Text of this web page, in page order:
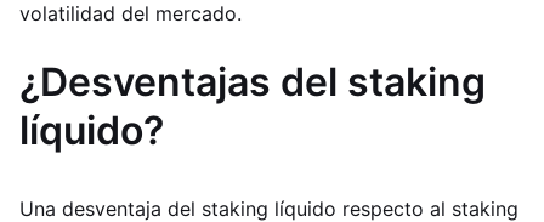
volatilidad del mercado.
¿Desventajas del staking
líquido?
Una desventaja del staking líquido respecto al staking